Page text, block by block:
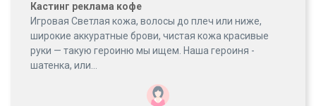
Кастинг реклама кофе
Игровая Светлая кожа, волосы до плеч или ниже,
широкие аккуратные брови, чистая кожа красивые
руки — такую героиню мы ищем. Наша героиня -
шатенка, или...